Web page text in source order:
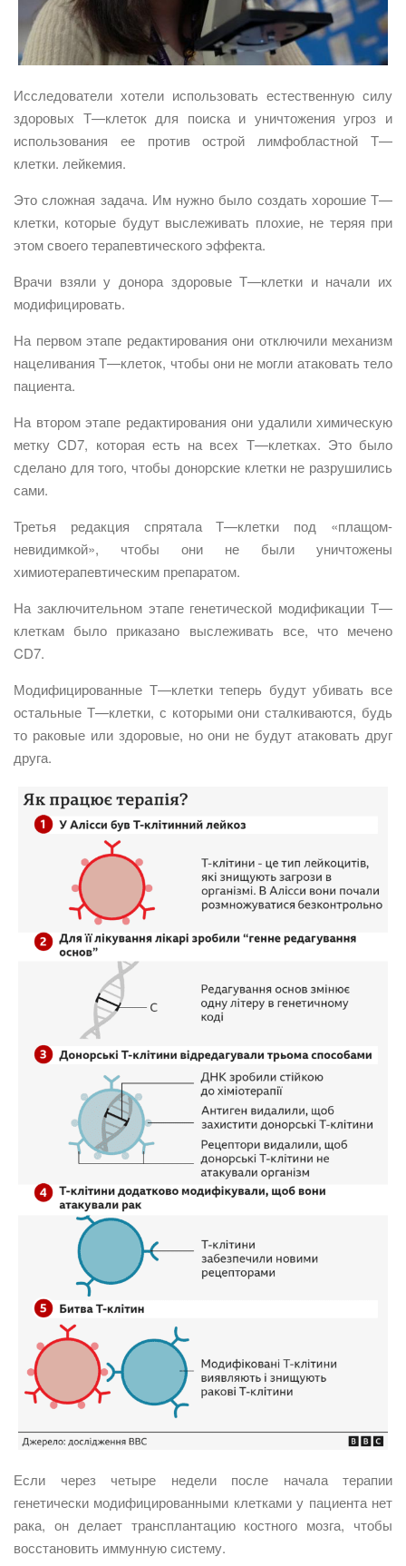
Исследователи хотели использовать естественную силу
здоровых Т—клеток для поиска и уничтожения угроз и
использования ее против острой лимфобластной Т—
клетки. лейкемия.
Это сложная задача. Им нужно было создать хорошие Т—
клетки, которые будут выслеживать плохие, не теряя при
этом своего терапевтического эффекта.
Врачи взяли у донора здоровые Т—клетки и начали их
модифицировать.
На первом этапе редактирования они отключили механизм
нацеливания Т—клеток, чтобы они не могли атаковать тело
пациента.
На втором этапе редактирования они удалили химическую
метку CD7, которая есть на всех Т—клетках. Это было
сделано для того, чтобы донорские клетки не разрушились
сами.
Третья редакция спрятала Т—клетки под «плащом-
невидимкой», чтобы они не были уничтожены
химиотерапевтическим препаратом.
На заключительном этапе генетической модификации Т—
клеткам было приказано выслеживать все, что мечено
CD7.
Модифицированные Т—клетки теперь будут убивать все
остальные Т—клетки, с которыми они сталкиваются, будь
то раковые или здоровые, но они не будут атаковать друг
друга.
Если через четыре недели после начала терапии
генетически модифицированными клетками у пациента нет
рака, он делает трансплантацию костного мозга, чтобы
восстановить иммунную систему.